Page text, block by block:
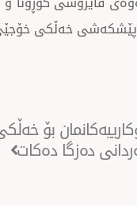
خەڵکی خۆجێی
بۆ
دەزگا دەکات